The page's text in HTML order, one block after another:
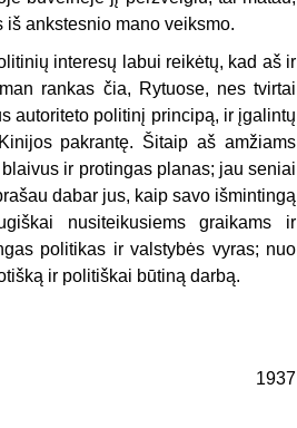
ankstesnio mano veiksmo.
interesų labui reikėtų, kad aš ir
rankas čia, Rytuose, nes tvirtai
autoriteto politinį principą, ir įgalintų
pakrantę. Šitaip aš amžiams
ir protingas planas; jau seniai
dabar jus, kaip savo išmintingą
nusiteikusiems graikams ir
politikas ir valstybės vyras; nuo
ir politiškai būtiną darbą.
1937